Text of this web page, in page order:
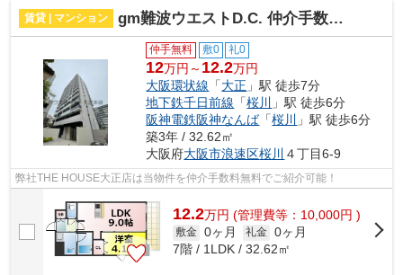
賃貸 | マンション gm難波ウエストD.C. 仲介手数料無料
仲手無料 敷0 礼0
12万円～ 12.2万円
大阪環状線 「大正 」駅 徒歩7分
地下鉄千日前線 「桜川
」駅 徒歩6分
阪神電鉄阪神なんば「桜川
」駅 徒歩6分
築3年 / 32.62㎡
大阪府大阪市浪速区桜川 ４丁目6-9
弊社THE HOUSE大正店は当物件を仲介手数料無料でご紹介可能！
12.2万円 (管理費等：10,000円 )
敷金 0ヶ月 礼金 0ヶ月
7階 / 1LDK / 32.62㎡